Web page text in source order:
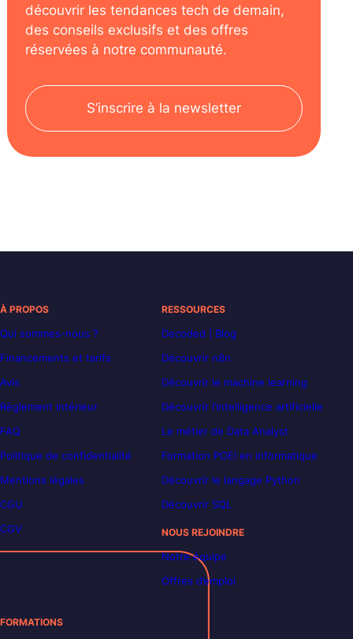
découvrir les tendances tech de demain,
des conseils exclusifs et des offres
réservées à notre communauté.
S’inscrire à la newsletter
À PROPOS
Qui sommes-nous ?
Financements et tarifs
Avis
Règlement intérieur
FAQ
Politique de confidentialité
Mentions légales
CGU
CGV
RESSOURCES
Decoded | Blog
Découvrir n8n
Découvrir le machine learning
Découvrir l’intelligence artificielle
Le métier de Data Analyst
Formation POEI en informatique
Découvrir le langage Python
Découvrir SQL
NOUS REJOINDRE
Notre équipe
Offres d’emploi
FORMATIONS